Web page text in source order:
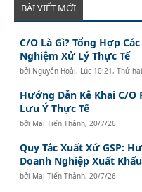
BÀI VIẾT MỚI
C/O Là Gì? Tổng Hợp
Nghiệm Xử Lý Thực Tế
bởi Nguyễn Hoài, Lúc 10:21, Thứ hai
Hướng Dẫn Kê Khai C/O
Lưu Ý Thực Tế
bởi Mai Tiến Thành, 20/7/26
Quy Tắc Xuất Xứ GSP:
Doanh Nghiệp Xuất Khẩu
bởi Mai Tiến Thành, 20/7/26